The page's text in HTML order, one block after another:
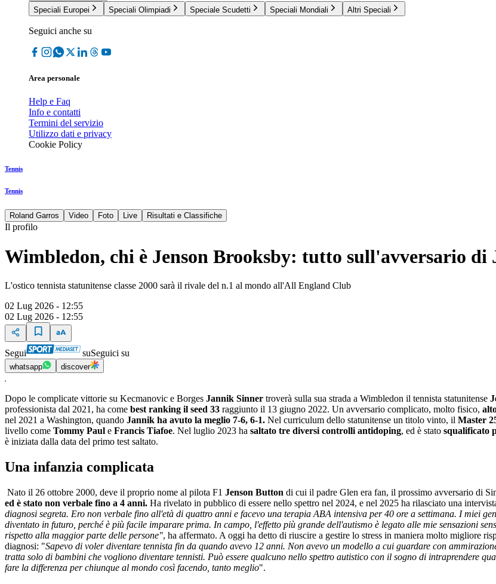
Speciali Europei
Speciali Olimpiadi Speciale Scudetti Speciali Mondiali Altri Speciali
Seguici anche su
Area personale
Help e Faq
Info e contatti
Termini del servizio
Utilizzo dati e privacy
Cookie Policy
Tennis
Tennis
Roland Garros Video Foto Live Risultati e Classifiche
Il profilo
Wimbledon, chi è Jenson Brooksby: tutto sull'avversario
L'ostico tennista statunitense classe 2000 sarà il rivale del n.1 al mondo all'All England Club
02 Lug 2026 - 12:55
02 Lug 2026 - 12:55
Segui suSeguici su
whatsapp discover
Dopo le complicate vittorie su Kecmanovic e Borges Jannik Sinner troverà sulla sua strada a Wimbledon il tennista statunitense
professionista dal 2021, ha come best ranking il seed 33 raggiunto il 13 giugno 2022. Un avversario complicato, molto fisico,
nel 2021 a Washington, quando Jannik ha avuto la meglio 7-6, 6-1. Nel curriculum dello statunitense un titolo vinto, il Master
livello come Tommy Paul e Francis Tiafoe. Nel luglio 2023 ha saltato tre diversi controlli antidoping, ed è stato squalificato
è iniziata dalla data del primo test saltato.
Una infanzia complicata
Nato il 26 ottobre 2000, deve il proprio nome al pilota F1 Jenson Button di cui il padre Glen era fan, il prossimo avversario di
ed è stato non verbale fino a 4 anni. Ha rivelato in pubblico di essere nello spettro nel 2024, e nel 2025 ha rilasciato una
diagnosi segreta. Ero non verbale fino all'età di quattro anni e facevo una terapia ABA intensiva per 40 ore a settimana. I miei
diventato in futuro, perché è più facile imparare prima. In campo, l'effetto più grande dell'autismo è legato alle mie sensazioni
rispetto alla maggior parte delle persone", ha affermato. A oggi ha detto di riuscire a gestire lo stress in maniera molto migliore
diagnosi: "Sapevo di voler diventare tennista fin da quando avevo 12 anni. Non avevo un modello a cui guardare con
tratta solo di bambini che vogliono diventare tennisti. Può essere qualcuno nello spettro autistico con il sogno di intraprendere
fare la differenza per chiunque al mondo così facendo, tanto meglio".